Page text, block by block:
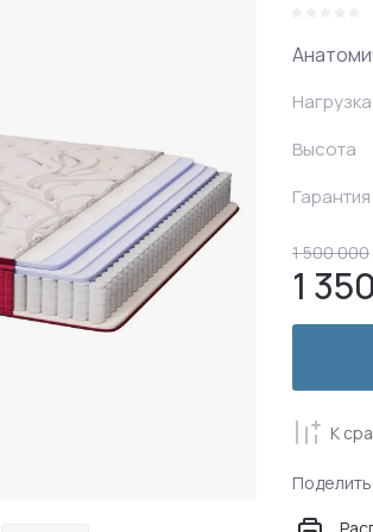
Нагрузка
Высота
Гарантия
1 500 000
1
К